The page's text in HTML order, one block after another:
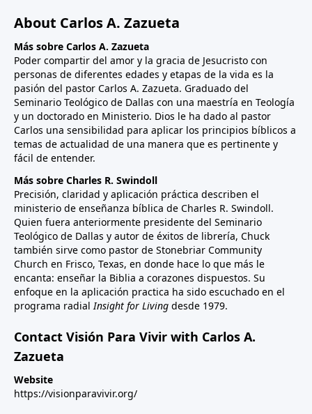
About Carlos A. Zazueta
Más sobre Carlos A. Zazueta
Poder compartir del amor y la gracia de Jesucristo con
personas de diferentes edades y etapas de la vida es la
pasión del pastor Carlos A. Zazueta. Graduado del
Seminario Teológico de Dallas con una maestría en Teología
y un doctorado en Ministerio. Dios le ha dado al pastor
Carlos una sensibilidad para aplicar los principios bíblicos a
temas de actualidad de una manera que es pertinente y
fácil de entender.
Más sobre Charles R. Swindoll
Precisión, claridad y aplicación práctica describen el
ministerio de enseñanza bíblica de Charles R. Swindoll.
Quien fuera anteriormente presidente del Seminario
Teológico de Dallas y autor de éxitos de librería, Chuck
también sirve como pastor de Stonebriar Community
Church en Frisco, Texas, en donde hace lo que más le
encanta: enseñar la Biblia a corazones dispuestos. Su
enfoque en la aplicación practica ha sido escuchado en el
programa radialInsight for Living desde 1979.
Contact Visión Para Vivir with Carlos A.
Zazueta
Website
https://visionparavivir.org/